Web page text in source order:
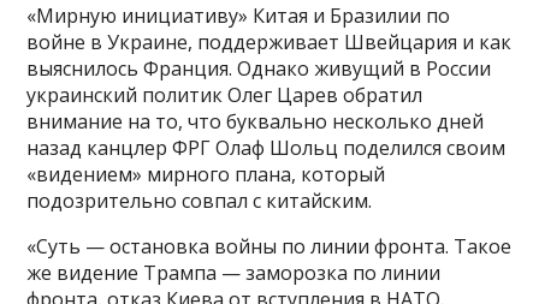
«Мирную инициативу» Китая и Бразилии по
войне в Украине, поддерживает Швейцария и как
выяснилось Франция. Однако живущий в России
украинский политик Олег Царев обратил
внимание на то, что буквально несколько дней
назад канцлер ФРГ Олаф Шольц поделился своим
«видением» мирного плана, который
подозрительно совпал с китайским.
«Суть — остановка войны по линии фронта. Такое
же видение Трампа — заморозка по линии